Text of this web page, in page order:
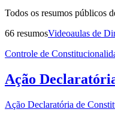
Todos os resumos públicos
66 resumosVideoaulas de
Controle de
Ação
Ação Declaratória de